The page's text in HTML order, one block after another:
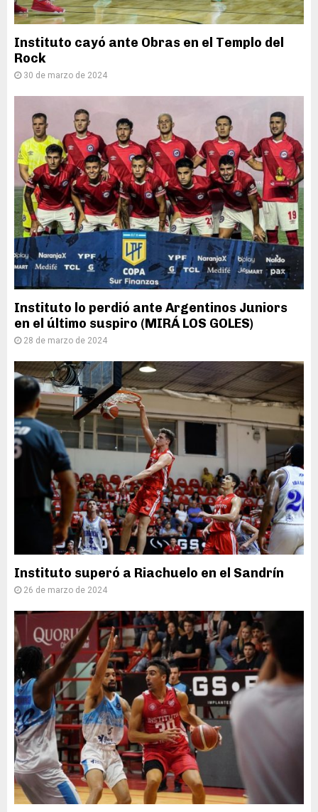
Instituto cayó ante Obras en el Templo del
Rock
30 de marzo de 2024
Instituto lo perdió ante Argentinos Juniors
en el último suspiro (MIRÁ LOS GOLES)
28 de marzo de 2024
Instituto superó a Riachuelo en el Sandrín
26 de marzo de 2024